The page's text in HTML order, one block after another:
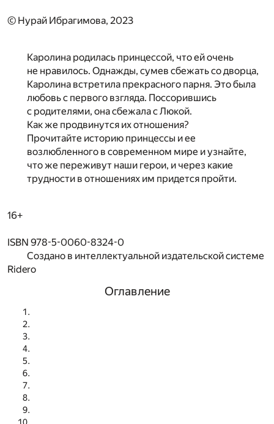
© Нурай Ибрагимова, 2023
Каролина родилась принцессой, что ей очень
не нравилось. Однажды, сумев сбежать со дворца,
Каролина встретила прекрасного парня. Это была
любовь с первого взгляда. Поссорившись
с родителями, она сбежала с Люкой.
Как же продвинутся их отношения?
Прочитайте историю принцессы и ее
возлюбленного в современном мире и узнайте,
что же переживут наши герои, и через какие
трудности в отношениях им придется пройти.
16+
ISBN 978-5-0060-8324-0
Создано в интеллектуальной издательской системе
Ridero
Оглавление